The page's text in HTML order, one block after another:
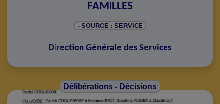
FAMILLES
- SOURCE : SERVICE
Direction Générale des Services
Délibérations - Décisions